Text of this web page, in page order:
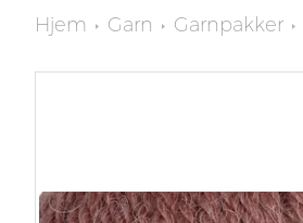
Hjem Garn Garnpakker